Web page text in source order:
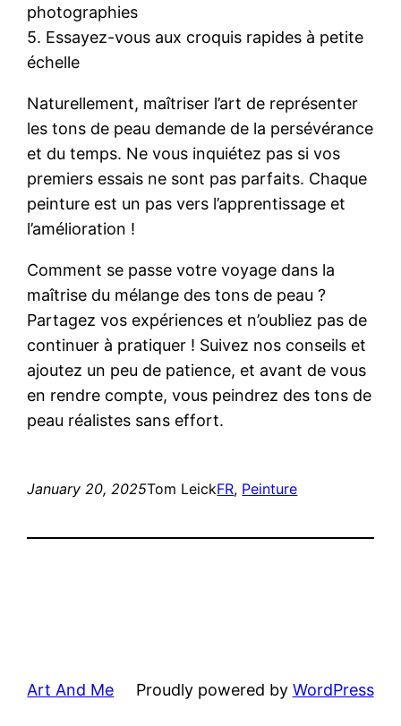
photographies
5. Essayez-vous aux croquis rapides à petite
échelle
Naturellement, maîtriser l’art de représenter
les tons de peau demande de la persévérance
et du temps. Ne vous inquiétez pas si vos
premiers essais ne sont pas parfaits. Chaque
peinture est un pas vers l’apprentissage et
l’amélioration !
Comment se passe votre voyage dans la
maîtrise du mélange des tons de peau ?
Partagez vos expériences et n’oubliez pas de
continuer à pratiquer ! Suivez nos conseils et
ajoutez un peu de patience, et avant de vous
en rendre compte, vous peindrez des tons de
peau réalistes sans effort.
January 20, 2025Tom LeickFR, Peinture
Art And Me Proudly powered by WordPress